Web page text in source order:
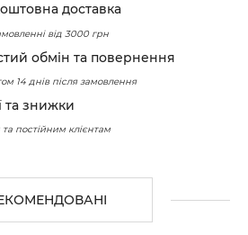
доставка
від 3000 грн
обмін та повернення
14 днів після замовлення
та знижки
постійним клієнтам